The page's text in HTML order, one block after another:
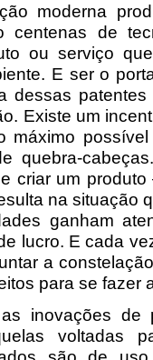
moderna
centenas de
ou serviço
E ser o
dessas
Existe um
máximo
quebra-
criar um
na situação
ganham
lucro. E cada
a
para se fazer
inovações de
voltadas